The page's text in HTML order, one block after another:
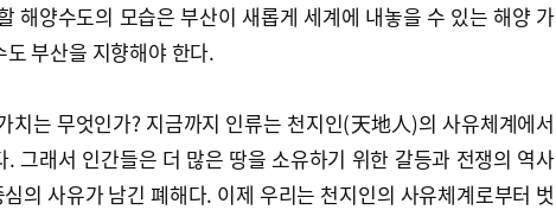
해양수도의 모습은 부산이 새롭게 세계에 내놓을 수 있는 해양 가
부산을 지향해야 한다.
치는 무엇인가? 지금까지 인류는 천지인(天地人)의 사유체계에서
. 그래서 인간들은 더 많은 땅을 소유하기 위한 갈등과 전쟁의 역사
의 사유가 남긴 폐해다. 이제 우리는 천지인의 사유체계로부터 벗